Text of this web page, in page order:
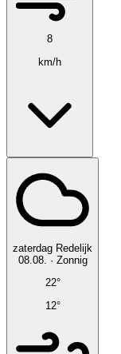
8
km/h
zaterdag Redelijk
08.08. · Zonnig
22°
12°